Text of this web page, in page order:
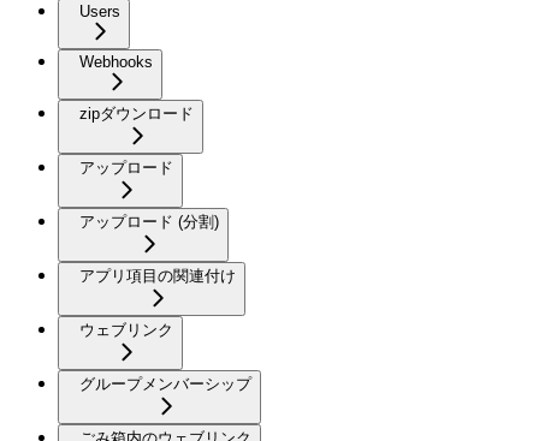
Users
Webhooks
zipダウンロード
アップロード
アップロード (分割)
アプリ項目の関連付け
ウェブリンク
グループメンバーシップ